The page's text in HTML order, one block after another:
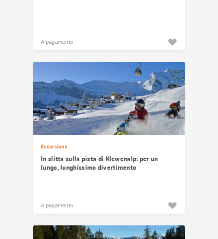
A pagamento
Escursione
In slitta sulla pista di Klewenalp: per un
lungo, lunghissimo divertimento
A pagamento